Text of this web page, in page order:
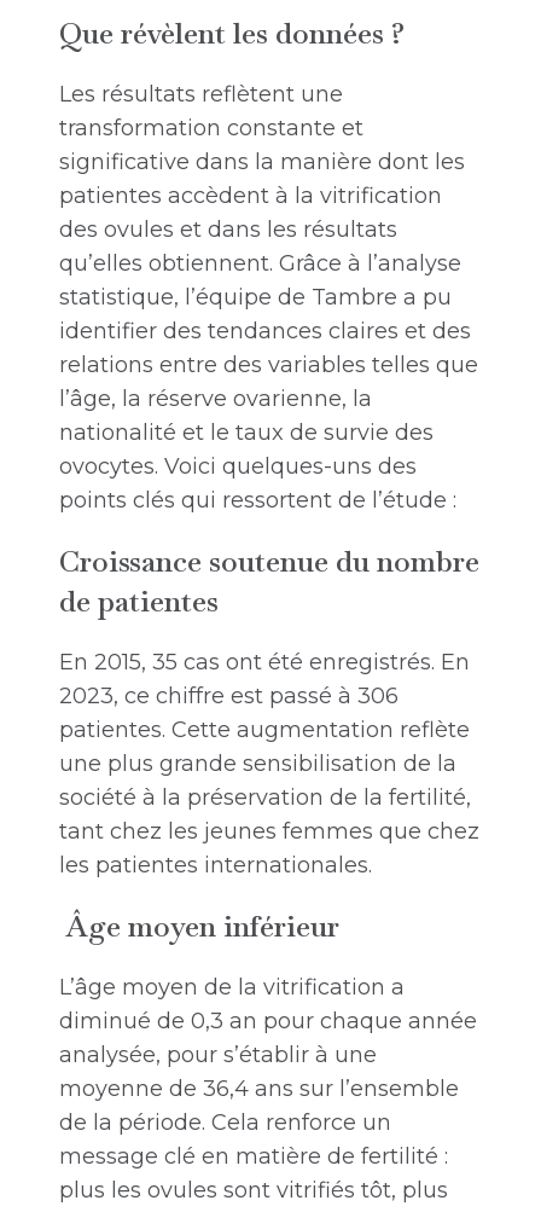
Que révèlent les données ?
Les résultats reflètent une
transformation constante et
significative dans la manière dont les
patientes accèdent à la vitrification
des ovules et dans les résultats
qu’elles obtiennent. Grâce à l’analyse
statistique, l’équipe de Tambre a pu
identifier des tendances claires et des
relations entre des variables telles que
l’âge, la réserve ovarienne, la
nationalité et le taux de survie des
ovocytes. Voici quelques-uns des
points clés qui ressortent de l’étude :
Croissance soutenue du nombre
de patientes
En 2015, 35 cas ont été enregistrés. En
2023, ce chiffre est passé à 306
patientes. Cette augmentation reflète
une plus grande sensibilisation de la
société à la préservation de la fertilité,
tant chez les jeunes femmes que chez
les patientes internationales.
Âge moyen inférieur
L’âge moyen de la vitrification a
diminué de 0,3 an pour chaque année
analysée, pour s’établir à une
moyenne de 36,4 ans sur l’ensemble
de la période. Cela renforce un
message clé en matière de fertilité :
plus les ovules sont vitrifiés tôt, plus